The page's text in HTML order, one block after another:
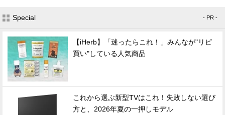
Special - PR -
【iHerb】「迷ったらこれ！」みんなが"リピ
買い"している人気商品
これから選ぶ新型TVはこれ！失敗しない選び
方と、2026年夏の一押しモデル